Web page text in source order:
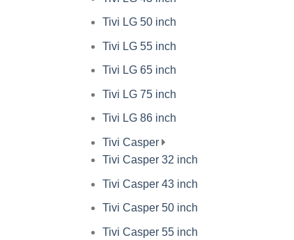
Tivi LG 50 inch
Tivi LG 55 inch
Tivi LG 65 inch
Tivi LG 75 inch
Tivi LG 86 inch
Tivi Casper
Tivi Casper 32 inch
Tivi Casper 43 inch
Tivi Casper 50 inch
Tivi Casper 55 inch